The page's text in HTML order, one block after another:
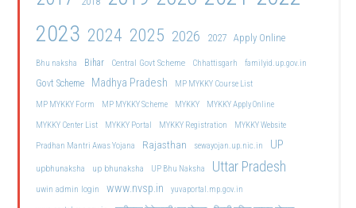
2023 2024 2025 2026 2027 Apply Online
Bhu naksha Bihar Central Govt Scheme Chhattisgarh familyid.up.gov.in
Govt Scheme Madhya Pradesh
MP MYKKY Course List
MP MYKKY Form
MP MYKKY Scheme MYKKY
MYKKY Apply Online
MYKKY Center List
MYKKY Portal MYKKY Registration
MYKKY Website
Pradhan Mantri Awas Yojana
Rajasthan sewayojan.up.nic.in UP
upbhunaksha up bhunaksha UP Bhu Naksha Uttar Pradesh
uwin admin login www.nvsp.in
yuvaportal.mp.gov.in